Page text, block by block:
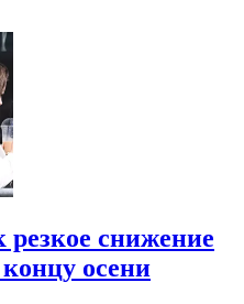
резкое снижение
осени